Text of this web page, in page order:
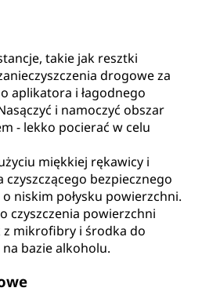
takie jak resztki
drogowe za
aplikatora i łagodnego
i namoczyć obszar
- lekko pocierać w celu
miękkiej rękawicy i
czyszczącego bezpiecznego
niskim połysku powierzchni.
czyszczenia powierzchni
z mikrofibry i środka do
bazie alkoholu.